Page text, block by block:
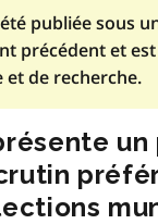
publiée sous
précédent et
et de recherche.